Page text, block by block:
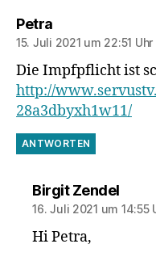
Petrasagt:
15. Juli 2021 um 22:51 Uhr
Die Impfpflicht ist
http://
28a3dbyxh1w11/
ANTWORTEN
Birgit Zendelsagt:
16. Juli 2021 um 14:55
Hi Petra,